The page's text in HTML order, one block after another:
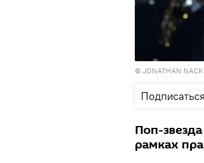
© JONATHAN
Подписаться
Поп-
рамках